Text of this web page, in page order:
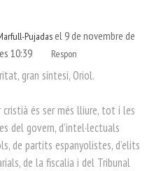
Pujadas el 9 de novembre de
10:39
Respon
gran síntesi, Oriol.
cristià és ser més lliure, tot i les
del govern, d’intel·lectuals
de partits espanyolistes, d’elits
de la fiscalia i del Tribunal